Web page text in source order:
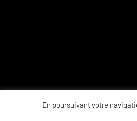
En poursuivant votre